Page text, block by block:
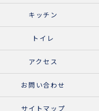
キッチン
トイレ
アクセス
お問い合わせ
サイトマップ